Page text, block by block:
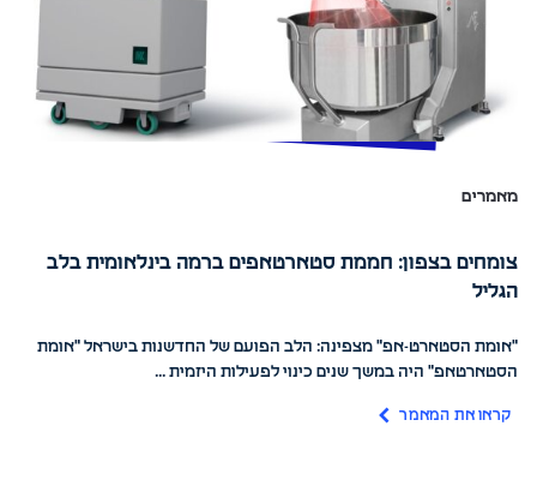
מאמרים
צומחים בצפון: חממת סטארטאפים ברמה בינלאומית בלב
הגליל
"אומת הסטארט-אפ" מצפינה: הלב הפועם של החדשנות בישראל "אומת
הסטארטאפ" היה במשך שנים כינוי לפעילות היזמית ...
קראו את המאמר